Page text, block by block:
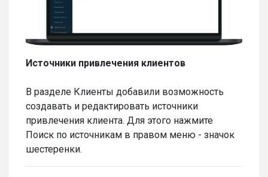
Источники привлечения клиентов
В разделе Клиенты добавили возможность
создавать и редактировать источники
привлечения клиента. Для этого нажмите
Поиск по источникам в правом меню - значок
шестеренки.